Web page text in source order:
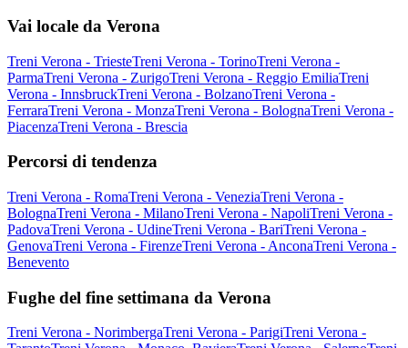
Vai locale da Verona
Treni Verona - TriesteTreni Verona - TorinoTreni Verona -
ParmaTreni Verona - ZurigoTreni Verona - Reggio EmiliaTreni
Verona - InnsbruckTreni Verona - BolzanoTreni Verona -
FerraraTreni Verona - MonzaTreni Verona - BolognaTreni Verona -
PiacenzaTreni Verona - Brescia
Percorsi di tendenza
Treni Verona - RomaTreni Verona - VeneziaTreni Verona -
BolognaTreni Verona - MilanoTreni Verona - NapoliTreni Verona -
PadovaTreni Verona - UdineTreni Verona - BariTreni Verona -
GenovaTreni Verona - FirenzeTreni Verona - AnconaTreni Verona -
Benevento
Fughe del fine settimana da Verona
Treni Verona - NorimbergaTreni Verona - ParigiTreni Verona -